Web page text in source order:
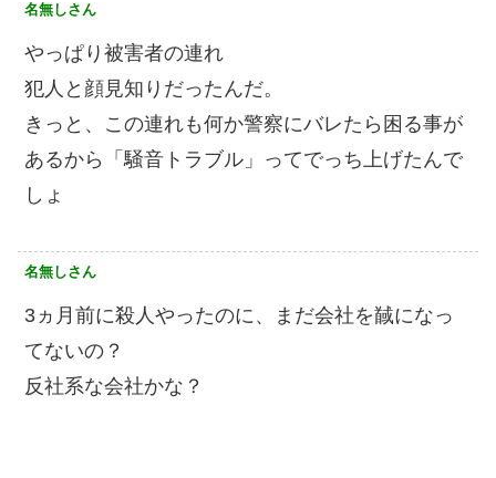
名無しさん
やっぱり被害者の連れ
犯人と顔見知りだったんだ。
きっと、この連れも何か警察にバレたら困る事が
あるから「騒音トラブル」ってでっち上げたんで
しょ
名無しさん
3ヵ月前に殺人やったのに、まだ会社を馘になっ
てないの？
反社系な会社かな？